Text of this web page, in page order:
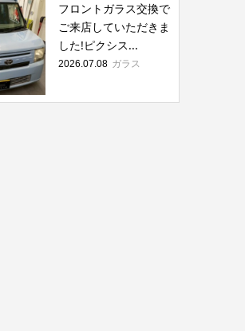
フロントガラス交換で
ご来店していただきま
した!ピクシス...
2026.07.08 ガラス